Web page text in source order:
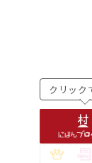
クリック